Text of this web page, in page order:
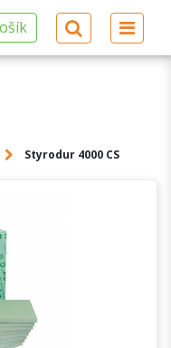
Styrodur 4000 CS